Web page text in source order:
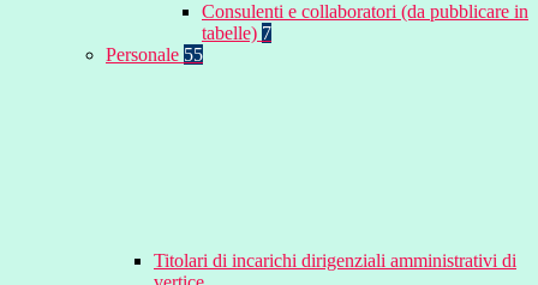
Consulenti e collaboratori (da pubblicare in
tabelle) 7
Personale 55
Titolari di incarichi dirigenziali amministrativi di